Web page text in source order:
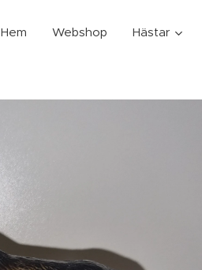
Hem Webshop Hästar